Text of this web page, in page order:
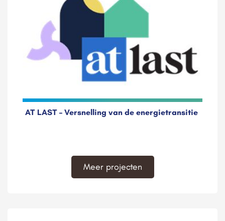
AT LAST – Versnelling van de energietransitie
Meer projecten